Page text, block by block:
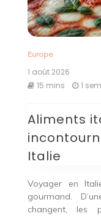
Europe
1 août 2026
15 mins
1
Aliments
Italie
Voyager en
gourmand.
changent, les